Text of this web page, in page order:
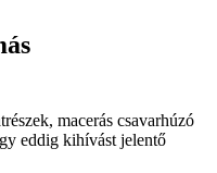
macerás csavarhúzó
eddig kihívást jelentő